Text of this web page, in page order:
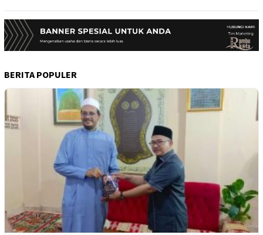
BERITA POPULER